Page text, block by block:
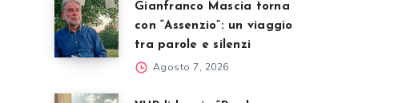
Gianfranco Mascia torna
con “Assenzio”: un viaggio
tra parole e silenzi
Agosto 7, 2026